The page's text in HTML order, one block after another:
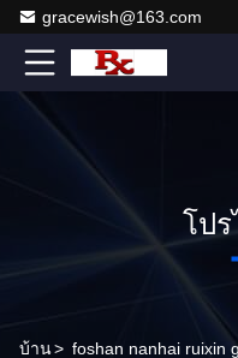
gracewish@163.com
โป
บ้าน> foshan nanhai ruixin